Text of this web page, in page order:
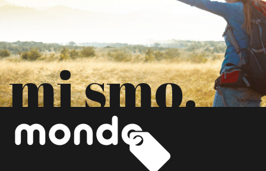
mi smo.